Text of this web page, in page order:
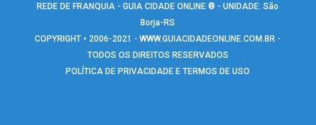
REDE DE FRANQUIA - GUIA CIDADE ONLINE ® - UNIDADE: São
Borja-RS
COPYRIGHT • 2006-2021 -WWW.GUIACIDADEONLINE.COM.BR -
TODOS OS DIREITOS RESERVADOS
POLÍTICA DE PRIVACIDADE E TERMOS DE USO